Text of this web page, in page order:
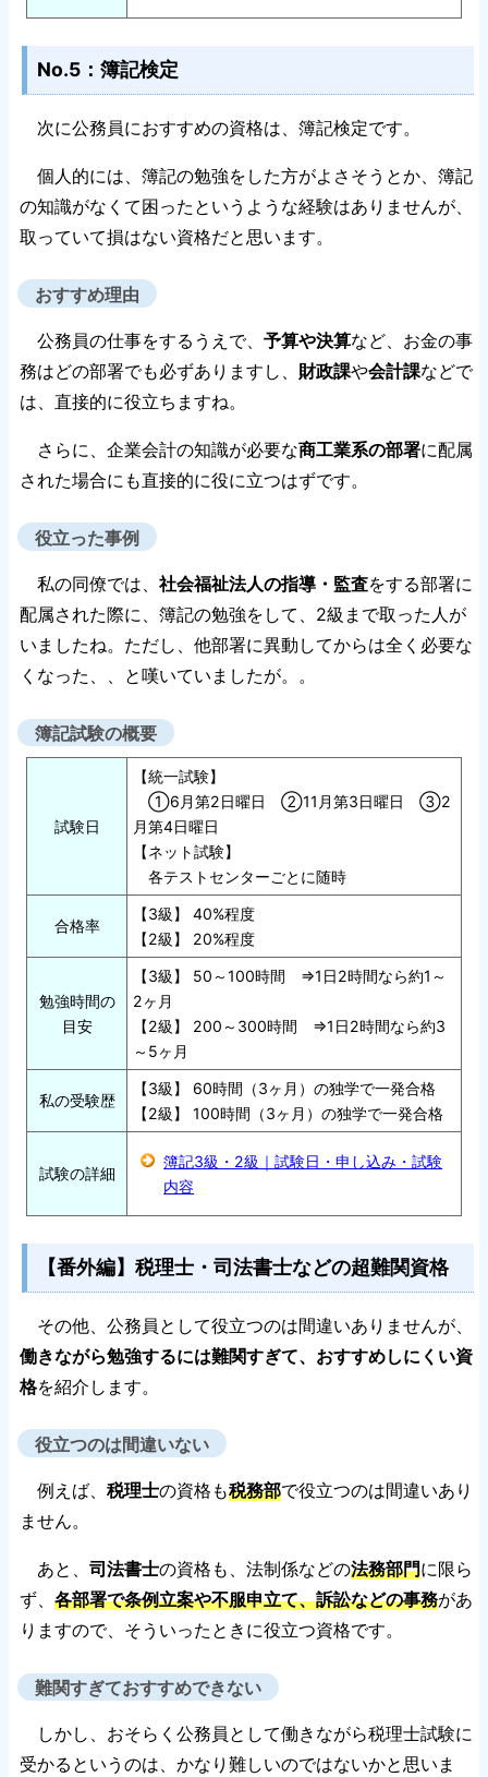
No.5：簿記検定
次に公務員におすすめの資格は、簿記検定です。
個人的には、簿記の勉強をした方がよさそうとか、簿記
の知識がなくて困ったというような経験はありませんが、
取っていて損はない資格だと思います。
おすすめ理由
公務員の仕事をするうえで、 予算や決算など、お金の事
務はどの部署でも必ずありますし、 財政課や会計課などで
は、直接的に役立ちますね。
さらに、企業会計の知識が必要な商工業系の部署に配属
された場合にも直接的に役に立つはずです。
役立った事例
私の同僚では、 社会福祉法人の指導・監査をする部署に
配属された際に、簿記の勉強をして、2級まで取った人が
いましたね。ただし、他部署に異動してからは全く必要な
くなった、、と嘆いていましたが。。
簿記試験の概要
試験日
【統一試験】
①6月第2日曜日 ②11月第3日曜日 ③2
月第4日曜日
【ネット試験】
各テストセンターごとに随時
合格率
【3級】 40%程度
【2級】 20%程度
勉強時間の
目安
【3級】 50～100時間 ⇒1日2時間なら約1～
2ヶ月
【2級】 200～300時間 ⇒1日2時間なら約3
～5ヶ月
私の受験歴
【3級】 60時間（3ヶ月）の独学で一発合格
【2級】 100時間（3ヶ月）の独学で一発合格
試験の詳細
簿記3級・2級｜試験日・申し込み・試験
内容
【番外編】税理士・司法書士などの超難関資格
その他、公務員として役立つのは間違いありませんが、
働きながら勉強するには難関すぎて、おすすめしにくい資
格を紹介します。
役立つのは間違いない
例えば、 税理士の資格も税務部で役立つのは間違いあり
ません。
あと、 司法書士の資格も、法制係などの法務部門に限ら
ず、 各部署で条例立案や不服申立て、訴訟などの事務があ
りますので、そういったときに役立つ資格です。
難関すぎておすすめできない
しかし、おそらく公務員として働きながら税理士試験に
受かるというのは、かなり難しいのではないかと思いま